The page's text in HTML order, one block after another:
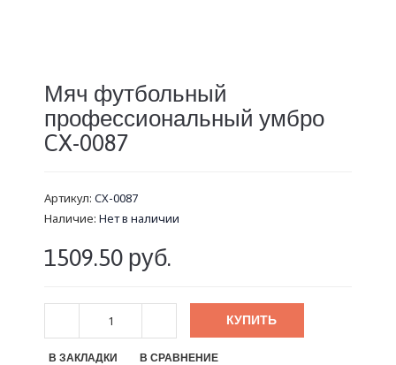
Мяч футбольный
профессиональный умбро
CX-0087
Артикул: CX-0087
Наличие: Нет в наличии
1509.50 руб.
КУПИТЬ
В ЗАКЛАДКИ В СРАВНЕНИЕ